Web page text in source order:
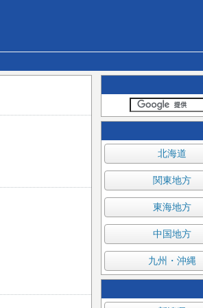
北海道
関東地方
東海地方
中国地方
九州・沖縄